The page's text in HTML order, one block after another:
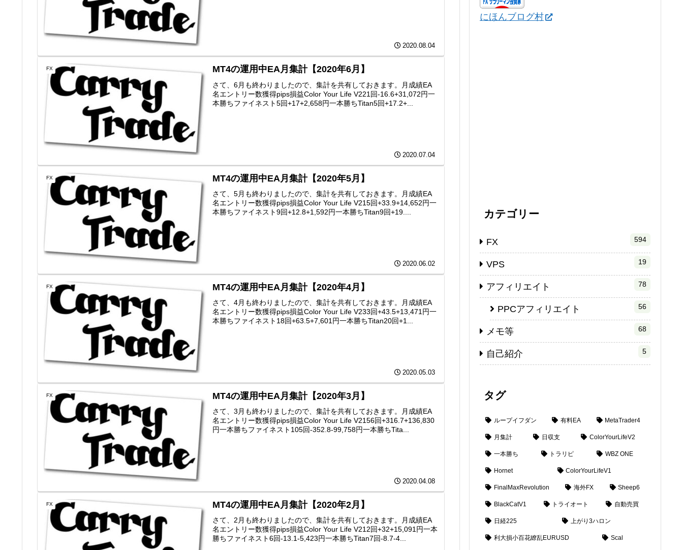
2020.08.04
FX MT4の運用中EA月集計【2020年6月】
さて、6月も終わりましたので、集計を共有しておきます。月成績EA
名エントリー数獲得pips損益Color Your Life V221回-16.6+31,072円一
本勝ちファイネスト5回+17+2,658円一本勝ちTitan5回+17.2+...
2020.07.04
FX MT4の運用中EA月集計【2020年5月】
さて、5月も終わりましたので、集計を共有しておきます。月成績EA
名エントリー数獲得pips損益Color Your Life V215回+33.9+14,652円一
本勝ちファイネスト9回+12.8+1,592円一本勝ちTitan9回+19....
2020.06.02
FX MT4の運用中EA月集計【2020年4月】
さて、4月も終わりましたので、集計を共有しておきます。月成績EA
名エントリー数獲得pips損益Color Your Life V233回+43.5+13,471円一
本勝ちファイネスト18回+63.5+7,601円一本勝ちTitan20回+1...
2020.05.03
FX MT4の運用中EA月集計【2020年3月】
さて、3月も終わりましたので、集計を共有しておきます。月成績EA
名エントリー数獲得pips損益Color Your Life V2156回+316.7+136,830
円一本勝ちファイネスト105回-352.8-99,758円一本勝ちTita...
2020.04.08
FX MT4の運用中EA月集計【2020年2月】
さて、2月も終わりましたので、集計を共有しておきます。月成績EA
名エントリー数獲得pips損益Color Your Life V212回+32+15,091円一本
勝ちファイネスト6回-13.1-5,423円一本勝ちTitan7回-8.7-4...
にほんブログ村
カテゴリー
FX 594
VPS 19
アフィリエイト 78
PPCアフィリエイト 56
メモ等 68
自己紹介 5
タグ
ループイフダン 有料EA MetaTrader4
月集計 日収支 ColorYourLifeV2
一本勝ち トラリピ WBZ ONE
Hornet ColorYourLifeV1
FinalMaxRevolution 海外FX Sheep6
BlackCatV1 トライオート 自動売買
日経225 上がり3ハロン
利大損小百花繚乱EURUSD Scal